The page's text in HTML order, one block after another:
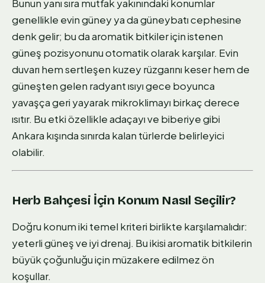
Bunun yanı sıra mutfak yakınındaki konumlar
genellikle evin güney ya da güneybatı cephesine
denk gelir; bu da aromatik bitkiler için istenen
güneş pozisyonunu otomatik olarak karşılar. Evin
duvarı hem sertleşen kuzey rüzgarını keser hem de
güneşten gelen radyant ısıyı gece boyunca
yavaşça geri yayarak mikroklimayı birkaç derece
ısıtır. Bu etki özellikle adaçayı ve biberiye gibi
Ankara kışında sınırda kalan türlerde belirleyici
olabilir.
Herb Bahçesi İçin Konum Nasıl Seçilir?
Doğru konum iki temel kriteri birlikte karşılamalıdır:
yeterli güneş ve iyi drenaj. Bu ikisi aromatik bitkilerin
büyük çoğunluğu için müzakere edilmez ön
koşullar.